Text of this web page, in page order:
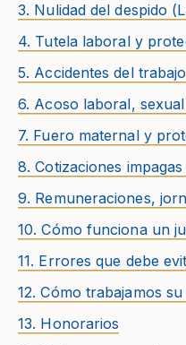
3. Nulidad del despido
4. Tutela laboral y
5. Accidentes del
6. Acoso laboral,
7. Fuero maternal y
8. Cotizaciones
9. Remuneraciones,
10. Cómo funciona un
11. Errores que debe
12. Cómo trabajamos
13. Honorarios